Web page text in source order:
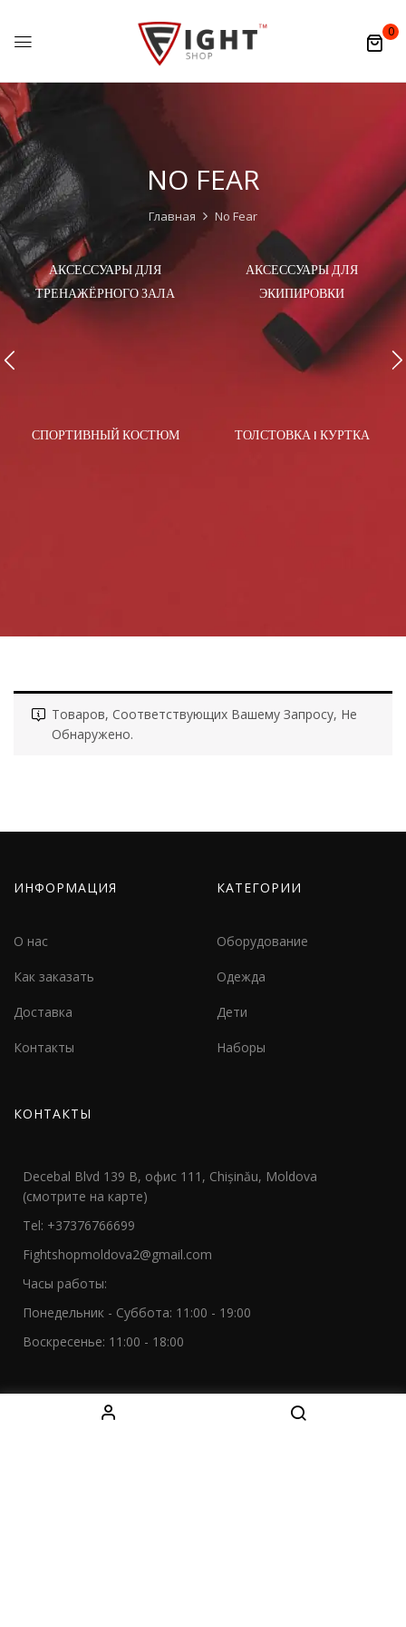
0
NO FEAR
Главная No Fear
АКСЕССУАРЫ ДЛЯ
ТРЕНАЖЁРНОГО ЗАЛА
АКСЕССУАРЫ ДЛЯ
ЭКИПИРОВКИ
СПОРТИВНЫЙ КОСТЮМ ТОЛСТОВКА I КУРТКА
Товаров, Соответствующих Вашему Запросу, Не
Обнаружено.
ИНФОРМАЦИЯ
О нас
Как заказать
Доставка
Контакты
КАТЕГОРИИ
Оборудование
Одежда
Дети
Наборы
КОНТАКТЫ
Decebal Blvd 139 B, офис 111, Chișinău, Moldova
(смотрите на карте)
Tel: +37376766699
Fightshopmoldova2@gmail.com
Часы работы:
Понедельник - Суббота: 11:00 - 19:00
Воскресенье: 11:00 - 18:00
МЫ В СОЦСЕТЯХ